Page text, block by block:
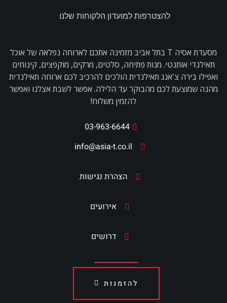
להצטרפות למועדון הלקוחות שלנו
מסעדת אסיה T בתל אביב מזמינה אתכם לארוחה נפלאה של אוכל
תאילנדי אותנטי. מנות פתיחה, סלטים, מרקים, מוקפצים, קינוחים
ואפילו בירה צ'אנג תאילנדית הולכים להרכיב לכם ארוחה תאילנדית
מהנה שמוצעת לכם מהבוקר עד הלילה. אפשר לשבת אצלנו ואפשר
להזמין משלוח!
03-963-6644
info@asia-t.co.il
הצהרת נגישות
אירועים
דרושים
להזמנות